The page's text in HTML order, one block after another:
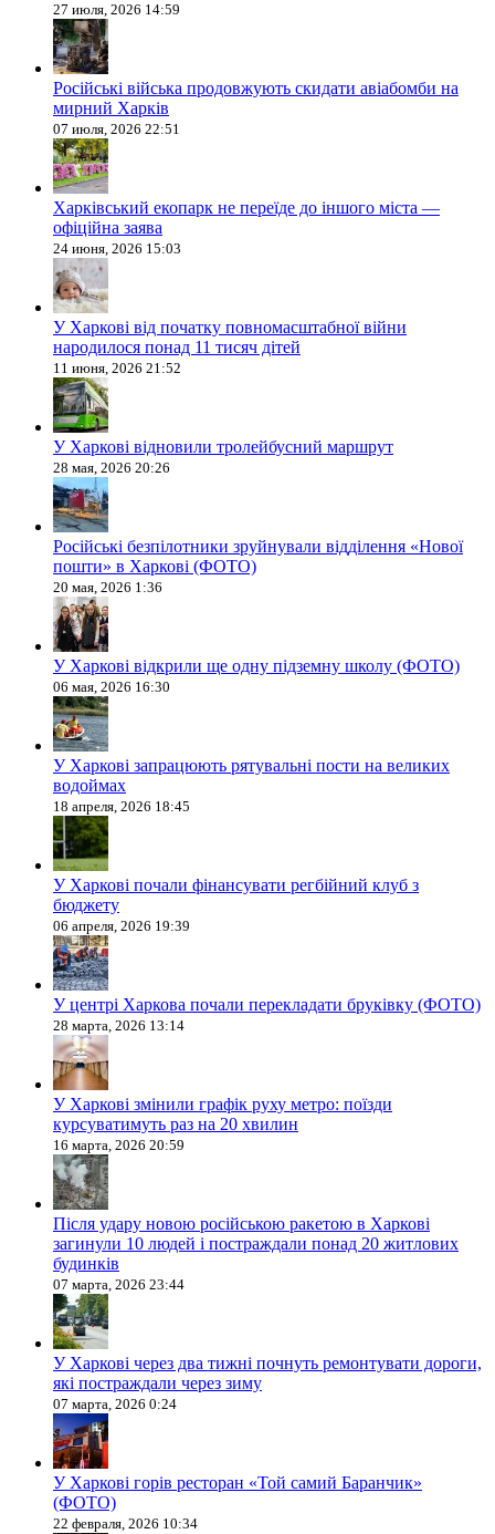
27 июля, 2026 14:59
Російські війська продовжують скидати авіабомби на
мирний Харків
07 июля, 2026 22:51
Харківський екопарк не переїде до іншого міста —
офіційна заява
24 июня, 2026 15:03
У Харкові від початку повномасштабної війни
народилося понад 11 тисяч дітей
11 июня, 2026 21:52
У Харкові відновили тролейбусний маршрут
28 мая, 2026 20:26
Російські безпілотники зруйнували відділення «Нової
пошти» в Харкові (ФОТО)
20 мая, 2026 1:36
У Харкові відкрили ще одну підземну школу (ФОТО)
06 мая, 2026 16:30
У Харкові запрацюють рятувальні пости на великих
водоймах
18 апреля, 2026 18:45
У Харкові почали фінансувати регбійний клуб з
бюджету
06 апреля, 2026 19:39
У центрі Харкова почали перекладати бруківку (ФОТО)
28 марта, 2026 13:14
У Харкові змінили графік руху метро: поїзди
курсуватимуть раз на 20 хвилин
16 марта, 2026 20:59
Після удару новою російською ракетою в Харкові
загинули 10 людей і постраждали понад 20 житлових
будинків
07 марта, 2026 23:44
У Харкові через два тижні почнуть ремонтувати дороги,
які постраждали через зиму
07 марта, 2026 0:24
У Харкові горів ресторан «Той самий Баранчик»
(ФОТО)
22 февраля, 2026 10:34